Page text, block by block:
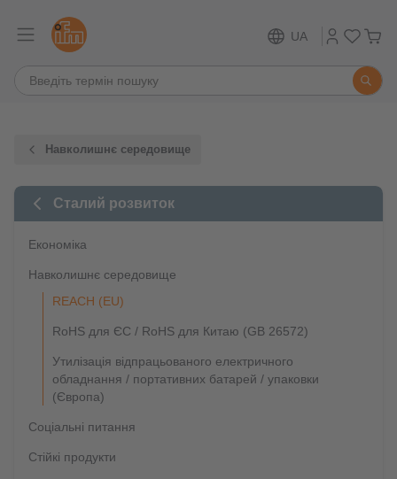
UA
Навколишнє середовище
Сталий розвиток
Економіка
Навколишнє середовище
REACH (EU)
RoHS для ЄС / RoHS для Китаю (GB 26572)
Утилізація відпрацьованого електричного
обладнання / портативних батарей / упаковки
(Європа)
Соціальні питання
Стійкі продукти